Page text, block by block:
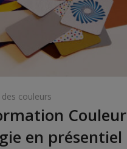
couleurs
Couleur
en présentiel